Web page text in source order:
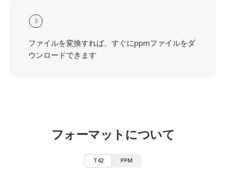
3
ファイルを変換すれば、すぐにppmファイルをダ
ウンロードできます
フォーマットについて
T42 PPM